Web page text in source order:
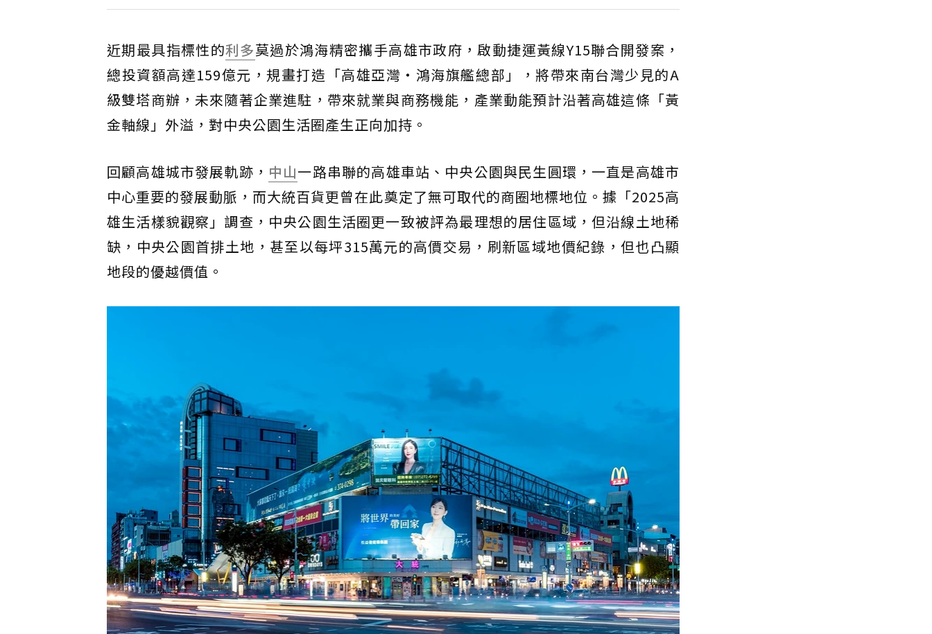
近期最具指標性的利多莫過於鴻海精密攜手高雄市政府，啟動捷運黃線Y15聯合開發案，
總投資額高達159億元，規畫打造「高雄亞灣・鴻海旗艦總部」，將帶來南台灣少見的A
級雙塔商辦，未來隨著企業進駐，帶來就業與商務機能，產業動能預計沿著高雄這條「黃
金軸線」外溢，對中央公園生活圈產生正向加持。
回顧高雄城市發展軌跡， 中山一路串聯的高雄車站、中央公園與民生圓環，一直是高雄市
中心重要的發展動脈，而大統百貨更曾在此奠定了無可取代的商圈地標地位。據「2025高
雄生活樣貌觀察」調查，中央公園生活圈更一致被評為最理想的居住區域，但沿線土地稀
缺，中央公園首排土地，甚至以每坪315萬元的高價交易，刷新區域地價紀錄，但也凸顯
地段的優越價值。